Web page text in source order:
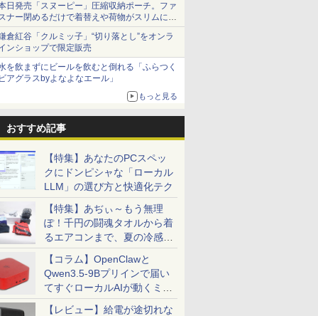
日発売「スヌーピー」圧縮収納ポーチ。ファ
ナー閉めるだけで着替えや荷物がスリムにま
まる
倉紅谷「クルミッ子」“切り落とし”をオンラ
ンショップで限定販売
を飲まずにビールを飲むと倒れる「ふらつく
アグラスbyよなよなエール」
もっと見る
おすすめ記事
【特集】あなたのPCスペッ
クにドンピシャな「ローカル
LLM」の選び方と快適化テク
【特集】あぢぃ～もう無理
ぽ！千円の闘魂タオルから着
るエアコンまで、夏の冷感グ
ッズ一挙紹介
【コラム】OpenClawと
Qwen3.5-9Bプリインで届い
てすぐローカルAIが動くミニ
PC「SER9 Pro」
【レビュー】給電が途切れな